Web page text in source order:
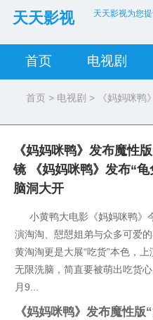
天天影视
天天影视为您
首页 电视剧
首页 > 电视剧 > 《妈妈咪鸭》
《妈妈咪鸭》发布魔性
镜 《妈妈咪鸭》发布“
脑洞大开
小黄鸭大电影《妈妈咪鸭》
演淘淘、憇憇姐弟与众多可爱
黄淘淘更是大展“吃货”本色，
无限洗脑，简直要被萌出吃货
月9...
《妈妈咪鸭》发布魔性